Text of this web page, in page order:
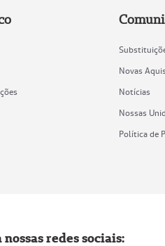
Novas
Notícias
Nossas
Política de
nossas redes sociais: